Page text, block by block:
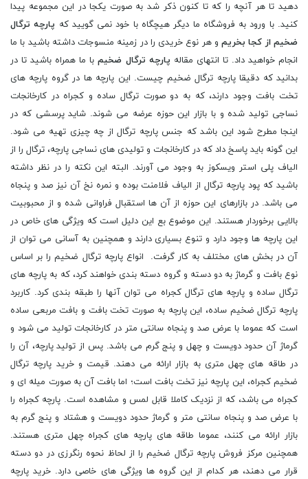
دهید تا هر آنچه را که تا کنون ذکر شد به صورت یکجا در این مجموعه پیدا
کنید. با ورود به فروشگاه ما دیگر هیچگاه با خود نمی گویید که پارچه ترگال
ضخیم از کجا بخریمو هر نوع خریدی را در زمینه منسوجات داشته باشید با ما
انجام خواهید داد. تا انتهای مقاله پارچه ترگال ضخیم با ما همراه باشید تا در
بدانید که دقیقا پارچه ترگال ضخیم چیست. این پارچه ها در گروه پارچه های
تخت بافت وجود دارند، که به دو صورت ترگال ساده و کجراه در کارخانجات
نساجی تولید شده و با بازار این حوزه عرضه می شوند. شاید پرسشی که در
اینجا مطرح شود این باشد که جنس پارچه ترگال از چه چیزی تهیه می شود.
این گونه باید پاسخ داد که در کارخانجات و تولیدی های نساجی پارچه، ترگال را از
الیاف پلی استر ویسکوز به وجود می آورند. البته این نکته را در نظر داشته
باشید که پود پارچه ترگال از الیاف فلامنت بوده و نمره نخ آن نیز صد و پنجاه
می باشد. در بازارهای این حوزه از آن ها استقبال فراوانی شده و از محبوبیت
بالایی برخوردار هستند. این موضوع بع این دلیل است که ویژگی ‌های خاص در
این پارچه ها وجود دارد و تنوع بسیاری دارند و همچنین به آسانی می ‌توان از
آن در بخش ‌های مختلف به کار گرفت. انواع پارچه ترگال ضخیم را بر اساس
نوع بافت و گرماژ به دو دسته و گروه دسته بندی خواهند کرد، که به پارچه های
ترگال ساده و پارچه های ترگال کجراه می توان آنها را طبقه بندی کرد. کاربرد
پارچه ترگال ضخیم ساده، این پارچه به صورت تخت بافت و بافت مربعی ساده
است که عموما با عرض صد و پنجاه سانتی متر در کارخانجات تولید می ‌شود و
گرماژ آن حدود دویست و چهل و پنج گرم می باشد. پس از تولید پارچه، آن را
در طاقه های چهل متری به بازار ارائه می دهند. قیمت و خرید پارچه ترگال
ضخیم کجراه، این پارچه نیز تخت بافت است؛ اما بافت آن به صورت میله ای و
کجراه می ‌باشد، که از نزدیک کاملا قابل لمس و مشاهده است. پارچه کجراه را
با عرض صد و پنجاه سانتی متر و گرماژ حدود دویست و هشتاد و پنج گرم به
بازار ارائه می ‌کنند، عموما طاقه های پارچه های کجراه چهل متری هستند.
همچنین مرکز فروش پارچه ترگال ضخیم را از لحاظ نحوه رنگرزی در دو دسته
قرار می دهند، هر کدام از این گروه ‌ها ویژگی های خاصی دارد. خرید پارچه